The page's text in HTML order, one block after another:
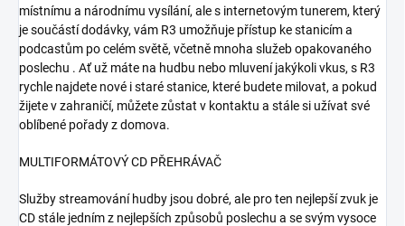
místnímu a národnímu vysílání, ale s internetovým tunerem, který
je součástí dodávky, vám R3 umožňuje přístup ke stanicím a
podcastům po celém světě, včetně mnoha služeb opakovaného
poslechu . Ať už máte na hudbu nebo mluvení jakýkoli vkus, s R3
rychle najdete nové i staré stanice, které budete milovat, a pokud
žijete v zahraničí, můžete zůstat v kontaktu a stále si užívat své
oblíbené pořady z domova.
MULTIFORMÁTOVÝ CD PŘEHRÁVAČ
Služby streamování hudby jsou dobré, ale pro ten nejlepší zvuk je
CD stále jedním z nejlepších způsobů poslechu a se svým vysoce